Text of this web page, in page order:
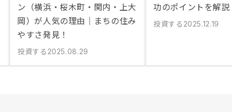
ン（横浜・桜木町・関内・上大
岡）が人気の理由｜まちの住み
やすさ発見！
投資する 2025.08.29
功のポイントを解説
投資する 2025.12.19